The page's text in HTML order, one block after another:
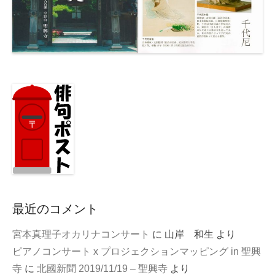
最近のコメント
宮本真理子オカリナコンサート に 山岸 和生 より
ピアノコンサート x プロジェクションマッピング in 聖興
寺 に 北國新聞 2019/11/19 – 聖興寺 より